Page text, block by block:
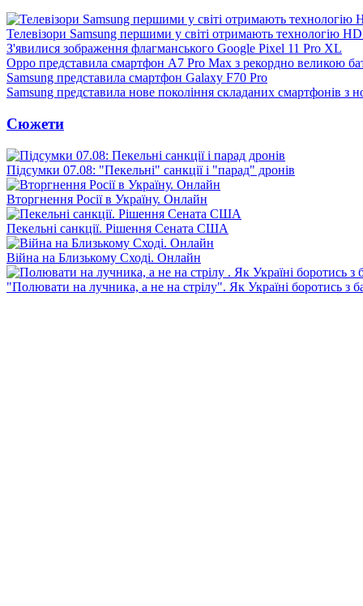
Телевізори Samsung першими у світі отримають технологію
З'явилися зображення флагманського Google Pixel 11 Pro XL
Oppo представила смартфон A7 Pro Max з рекордно великою
Samsung представила смартфон Galaxy F70 Pro
Samsung представила нове покоління складаних смартфонів з
Сюжети
Підсумки 07.08: "Пекельні" санкції і "парад" дронів
Вторгнення Росії в Україну. Онлайн
Пекельні санкції. Рішення Сената США
Війна на Близькому Сході. Онлайн
"Полювати на лучника, а не на стрілу". Як Україні боротись з